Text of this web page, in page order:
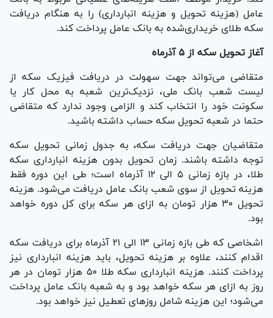
عامل (هزینه تحویل و هزینه انبارداری) را به هنگام دریافت
سکه طلای خریداری‌شده به بانک عامل پرداخت کند.
آغاز تحویل سکه از ۵ آذرماه
متقاضی می‌تواند جهت سهولت در دریافت فیزیک سکه از
لیست شعب بانک ملی، نزدیک‌ترین شعبه به محل کار یا
سکونت خود را انتخاب کند و الزامی وجود ندارد که متقاضی
حتما در شعبه تحویل سکه حساب داشته باشید.
متقاضیان جهت دریافت سکه، به جدول زمانی تحویل سکه
توجه داشته باشند. زمان تحویل بدون هزینه انبارداری سکه
طلا، در بازه زمانی ۵ الی ۱۲ آذرماه است؛ طی این دوره فقط
هزینه تحویل از سوی شعب بانک عامل دریافت می‌شود. هزینه
تحویل ۳۰ هزار تومان به ازای هر سکه برای کل دوره خواهد
بود.
اشخاصی که طی بازه زمانی ۱۳ الی ۲۱ آذرماه برای دریافت سکه
اقدام کنند، علاوه بر هزینه تحویل، باید هزینه انبارداری نیز
پرداخت کنند. هزینه انبارداری سکه طلا ۵۰ هزار تومان در هر
روز به ازای هر سکه خواهد بود و به شعبه بانک عامل پرداخت
می‌شود؛ این هزینه شامل روز‌های تعطیل نیز خواهد بود.